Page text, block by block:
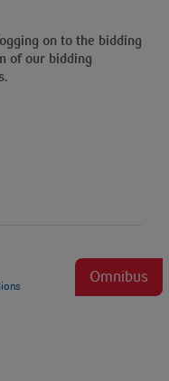
on to the bidding
of our bidding
Omnibus